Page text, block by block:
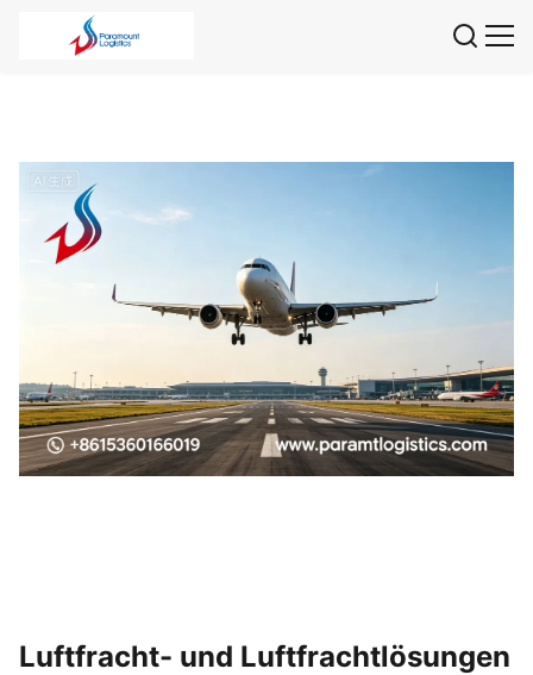
Luftfracht- und Luftfrachtlösungen